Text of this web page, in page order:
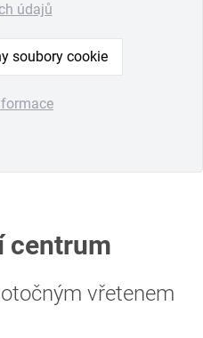
údajů
soubory cookie
centrum
vřetenem